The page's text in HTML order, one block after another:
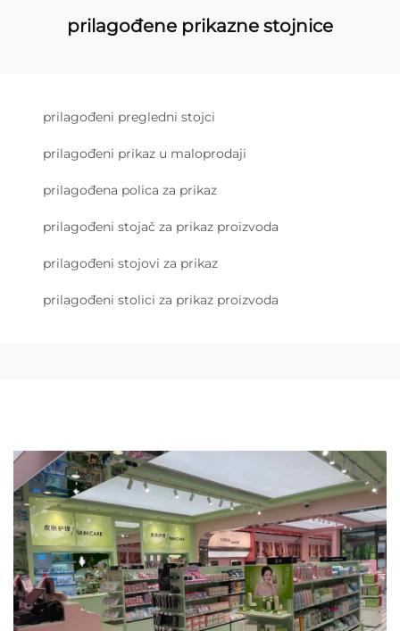
prilagođene prikazne stojnice
prilagođeni pregledni stojci
prilagođeni prikaz u maloprodaji
prilagođena policа za prikaz
prilagođeni stojač za prikaz proizvoda
prilagođeni stojovi za prikaz
prilagođeni stolici za prikaz proizvoda